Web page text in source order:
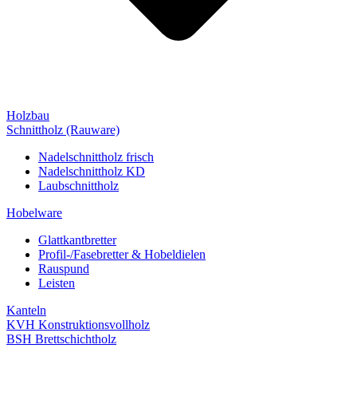
Holzbau
Schnittholz (Rauware)
Nadelschnittholz frisch
Nadelschnittholz KD
Laubschnittholz
Hobelware
Glattkantbretter
Profil-/Fasebretter & Hobeldielen
Rauspund
Leisten
Kanteln
KVH Konstruktionsvollholz
BSH Brettschichtholz